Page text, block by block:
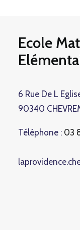
Ecole
6 Rue De L
90340
Téléphone : 03